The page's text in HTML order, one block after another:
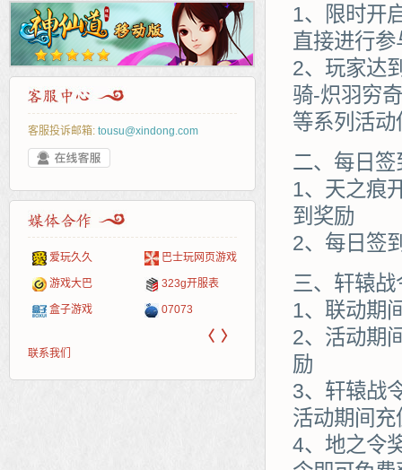
客服投诉邮箱: tousu@xindong.com
爱玩久久 巴士玩网页游戏
游戏大巴 323g开服表
盒子游戏 07073
腾讯游戏 新浪
新浪页游 网易
pcgame 中华网
Cwan
游侠网页游戏 40407
5617网游网 一游网
斗蟹网页游戏 游戏
4q5q游戏
〈 〉
联系我们
1、限时开
直接进行参
2、玩家达
骑-炽羽穷
等系列活
二、每日签
1、天之痕
到奖励
2、每日签
三、轩辕战
1、联动期
2、活动期
励
3、轩辕战
活动期间
4、地之令